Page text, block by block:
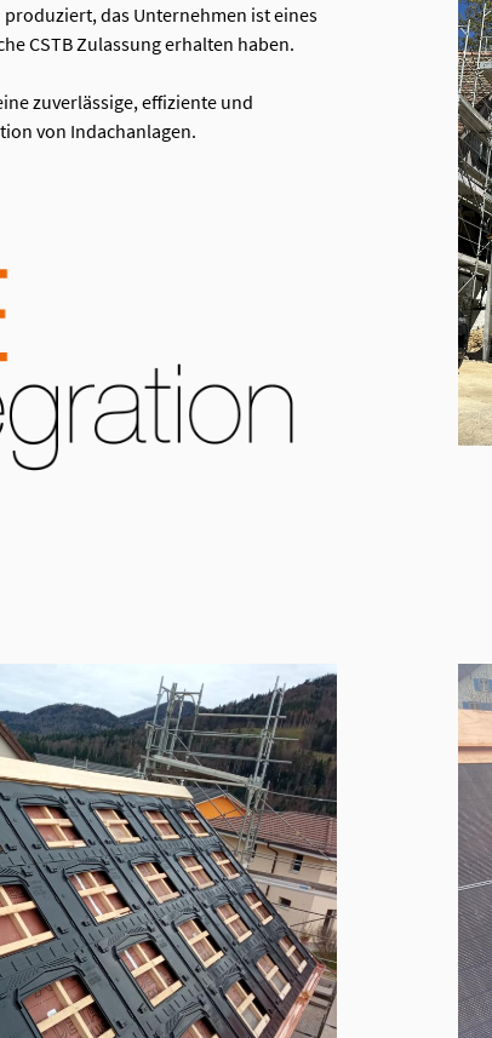
das Unternehmen ist eines
CSTB Zulassung erhalten haben.
zuverlässige, effiziente und
von Indachanlagen.